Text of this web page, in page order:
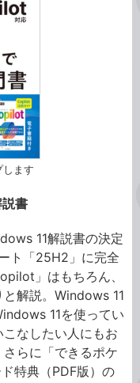
ます
書
11解説書の決定
ト「25H2」に完全
」はもちろん、
解説。Windows 11
11を使ってい
なしたい人にもお
らに「できるポケ
特典（PDF版）の